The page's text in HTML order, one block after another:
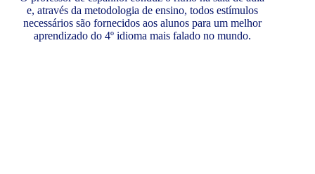
e, através da metodologia de ensino, todos estímulos
necessários são fornecidos aos alunos para um melhor
aprendizado do 4º idioma mais falado no mundo.